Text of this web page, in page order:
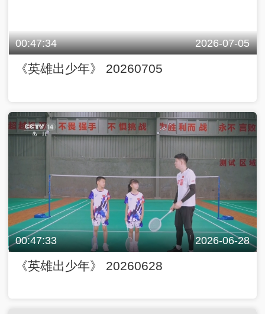
00:47:34 2026-07-05
《英雄出少年》 20260705
00:47:33 2026-06-28
《英雄出少年》 20260628